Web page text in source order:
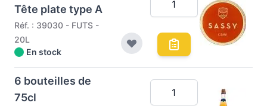
Tête plate type A
Réf. : 39030 - FUTS -
20L
En stock
6 bouteilles de
75cl